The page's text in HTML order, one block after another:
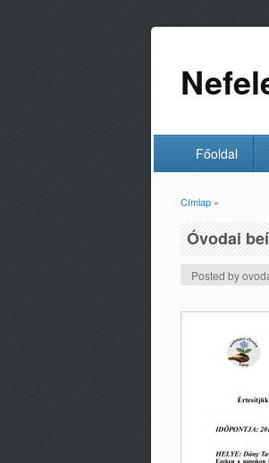
Főoldal
Jelenlegi
Címlap »
Óvodai
Posted by